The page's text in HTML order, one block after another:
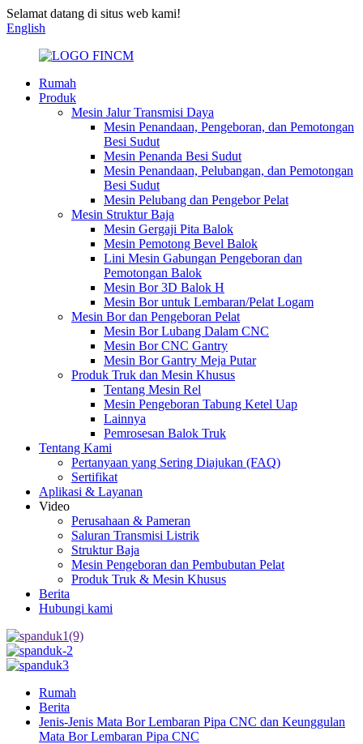
Selamat datang di situs web kami!
English
Rumah
Produk
Mesin Jalur Transmisi Daya
Mesin Penandaan, Pengeboran, dan Pemotongan
Besi Sudut
Mesin Penanda Besi Sudut
Mesin Penandaan, Pelubangan, dan Pemotongan
Besi Sudut
Mesin Pelubang dan Pengebor Pelat
Mesin Struktur Baja
Mesin Gergaji Pita Balok
Mesin Pemotong Bevel Balok
Lini Mesin Gabungan Pengeboran dan
Pemotongan Balok
Mesin Bor 3D Balok H
Mesin Bor untuk Lembaran/Pelat Logam
Mesin Bor dan Pengeboran Pelat
Mesin Bor Lubang Dalam CNC
Mesin Bor CNC Gantry
Mesin Bor Gantry Meja Putar
Produk Truk dan Mesin Khusus
Tentang Mesin Rel
Mesin Pengeboran Tabung Ketel Uap
Lainnya
Pemrosesan Balok Truk
Tentang Kami
Pertanyaan yang Sering Diajukan (FAQ)
Sertifikat
Aplikasi & Layanan
Video
Perusahaan & Pameran
Saluran Transmisi Listrik
Struktur Baja
Mesin Pengeboran dan Pembubutan Pelat
Produk Truk & Mesin Khusus
Berita
Hubungi kami
Rumah
Berita
Jenis-Jenis Mata Bor Lembaran Pipa CNC dan Keunggulan
Mata Bor Lembaran Pipa CNC